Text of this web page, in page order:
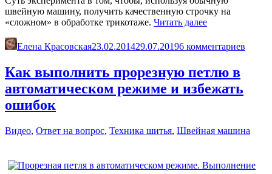
швейную машину, получить качественную строчку на
«сложном» в обработке трикотаже. Читать далее«Как
трикотаж
на
швейной
машине»
Елена Красовская23.02.201429.07.20196 комментариев
Как выполнить прорезную петлю в
автоматическом режиме и избежать
ошибок
Видео, Ответ на вопрос, Техника шитья, Швейная машина